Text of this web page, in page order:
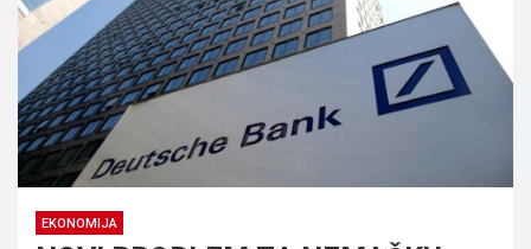
EKONOMIJA